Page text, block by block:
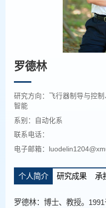
罗德林
研究方向：飞行器制导与控
智能
系别：自动化系
联系电话：
电子邮箱：
个人简介 研究成果 承
罗德林：博士、教授。